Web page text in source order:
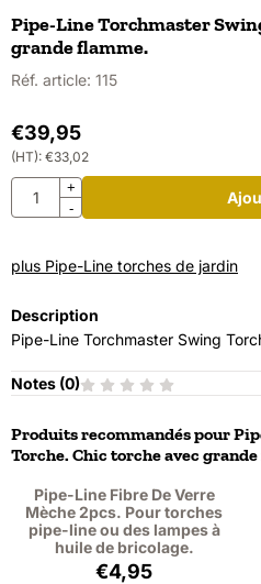
Pipe-Line Torchmaster
grande flamme.
Réf. article: 115
€39,95
(HT): €33,02
Quantité+
-
plus Pipe-Line torches de jardin
Description
Pipe-Line Torchmaster Swing
Notes (0)
Produits recommandés pour
Torche. Chic torche avec
Pipe-Line Fibre De Verre
Mèche 2pcs. Pour torches
pipe-line ou des lampes à
huile de bricolage.
Prix: 4,95, hors
€4,95